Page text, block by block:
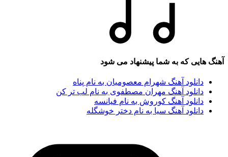
آهنگ هایی که به شما پیشنهاد می شود
دانلود آهنگ شهرام معصومیان به نام پناه
دانلود آهنگ مهران مصطفوی به نام لب تر کن
دانلود آهنگ کوروش به نام فیانسه
دانلود آهنگ سیا به نام دختر خوشگله